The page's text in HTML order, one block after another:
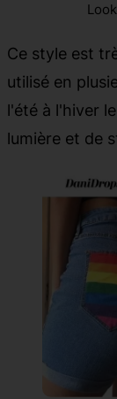
Ce style est
utilisé en
l'été à l'hiver
lumière et de